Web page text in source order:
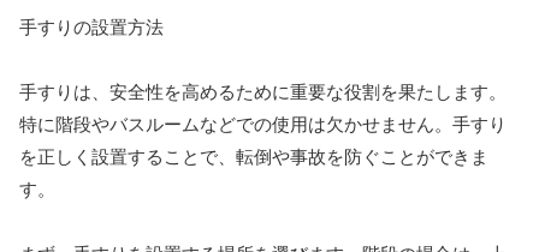
手すりの設置方法
手すりは、安全性を高めるために重要な役割を果たします。
特に階段やバスルームなどでの使用は欠かせません。手すり
を正しく設置することで、転倒や事故を防ぐことができま
す。